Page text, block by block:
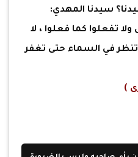
سيدنا المهدي:
تفعلوا كما فعلوا ، لا
تنظر في السماء حتى تغفر
)